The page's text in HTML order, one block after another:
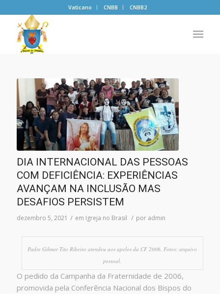
Vaticano CNBB CNBB2
DIA INTERNACIONAL DAS PESSOAS
COM DEFICIÊNCIA: EXPERIÊNCIAS
AVANÇAM NA INCLUSÃO MAS
DESAFIOS PERSISTEM
dezembro 5, 2021 / em Igreja no Brasil / por admin
Padre Gilmar Tito Ribeiro atendeu aos apelos da CF 2006. Fotos: arquivo
pessoal.
O pedido da Campanha da Fraternidade de 2006,
promovida pela Conferência Nacional dos Bispos do